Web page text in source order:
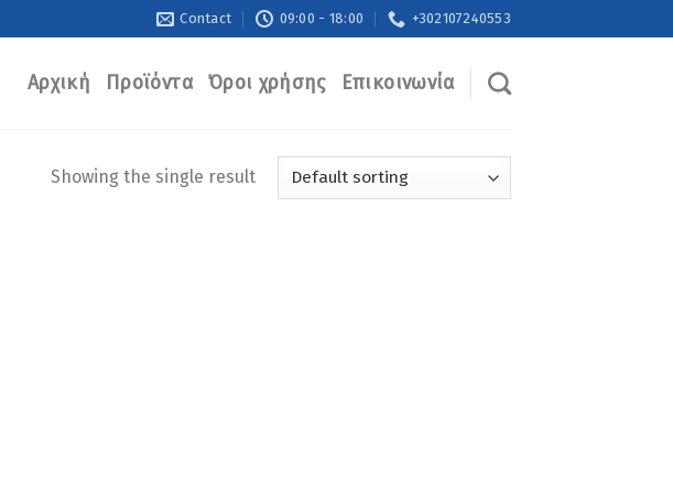
Contact 09:00 - 18:00 +302107240553
Αρχική Προϊόντα Όροι χρήσης Επικοινωνία
Showing the single result